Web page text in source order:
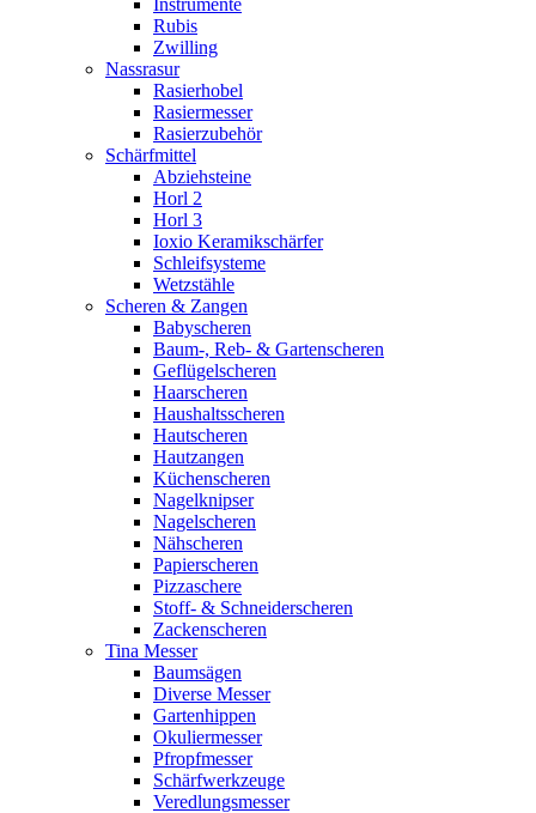
Instrumente
Rubis
Zwilling
Nassrasur
Rasierhobel
Rasiermesser
Rasierzubehör
Schärfmittel
Abziehsteine
Horl 2
Horl 3
Ioxio Keramikschärfer
Schleifsysteme
Wetzstähle
Scheren & Zangen
Babyscheren
Baum-, Reb- & Gartenscheren
Geflügelscheren
Haarscheren
Haushaltsscheren
Hautscheren
Hautzangen
Küchenscheren
Nagelknipser
Nagelscheren
Nähscheren
Papierscheren
Pizzaschere
Stoff- & Schneiderscheren
Zackenscheren
Tina Messer
Baumsägen
Diverse Messer
Gartenhippen
Okuliermesser
Pfropfmesser
Schärfwerkzeuge
Veredlungsmesser